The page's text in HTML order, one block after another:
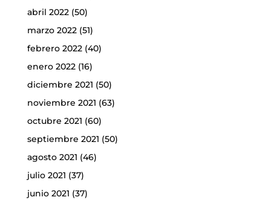
abril 2022(50)
marzo 2022(51)
febrero 2022(40)
enero 2022(16)
diciembre 2021 (50)
noviembre 2021 (63)
octubre 2021 (60)
septiembre 2021 (50)
agosto 2021 (46)
julio 2021 (37)
junio 2021 (37)